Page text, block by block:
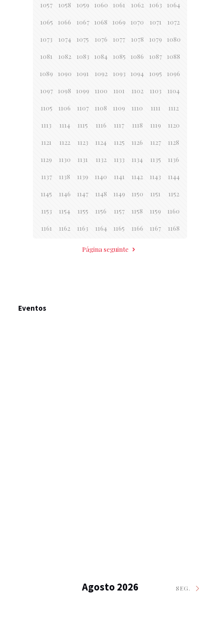
1057 1058 1059 1060 1061 1062 1063 1064
1065 1066 1067 1068 1069 1070 1071 1072
1073 1074 1075 1076 1077 1078 1079 1080
1081 1082 1083 1084 1085 1086 1087 1088
1089 1090 1091 1092 1093 1094 1095 1096
1097 1098 1099 1100 1101 1102 1103 1104
1105 1106 1107 1108 1109 1110 1111 1112
1113 1114 1115 1116 1117 1118 1119 1120
1121 1122 1123 1124 1125 1126 1127 1128
1129 1130 1131 1132 1133 1134 1135 1136
1137 1138 1139 1140 1141 1142 1143 1144
1145 1146 1147 1148 1149 1150 1151 1152
1153 1154 1155 1156 1157 1158 1159 1160
1161 1162 1163 1164 1165 1166 1167 1168
Página seguinte
Eventos
Agosto 2026 SEG.